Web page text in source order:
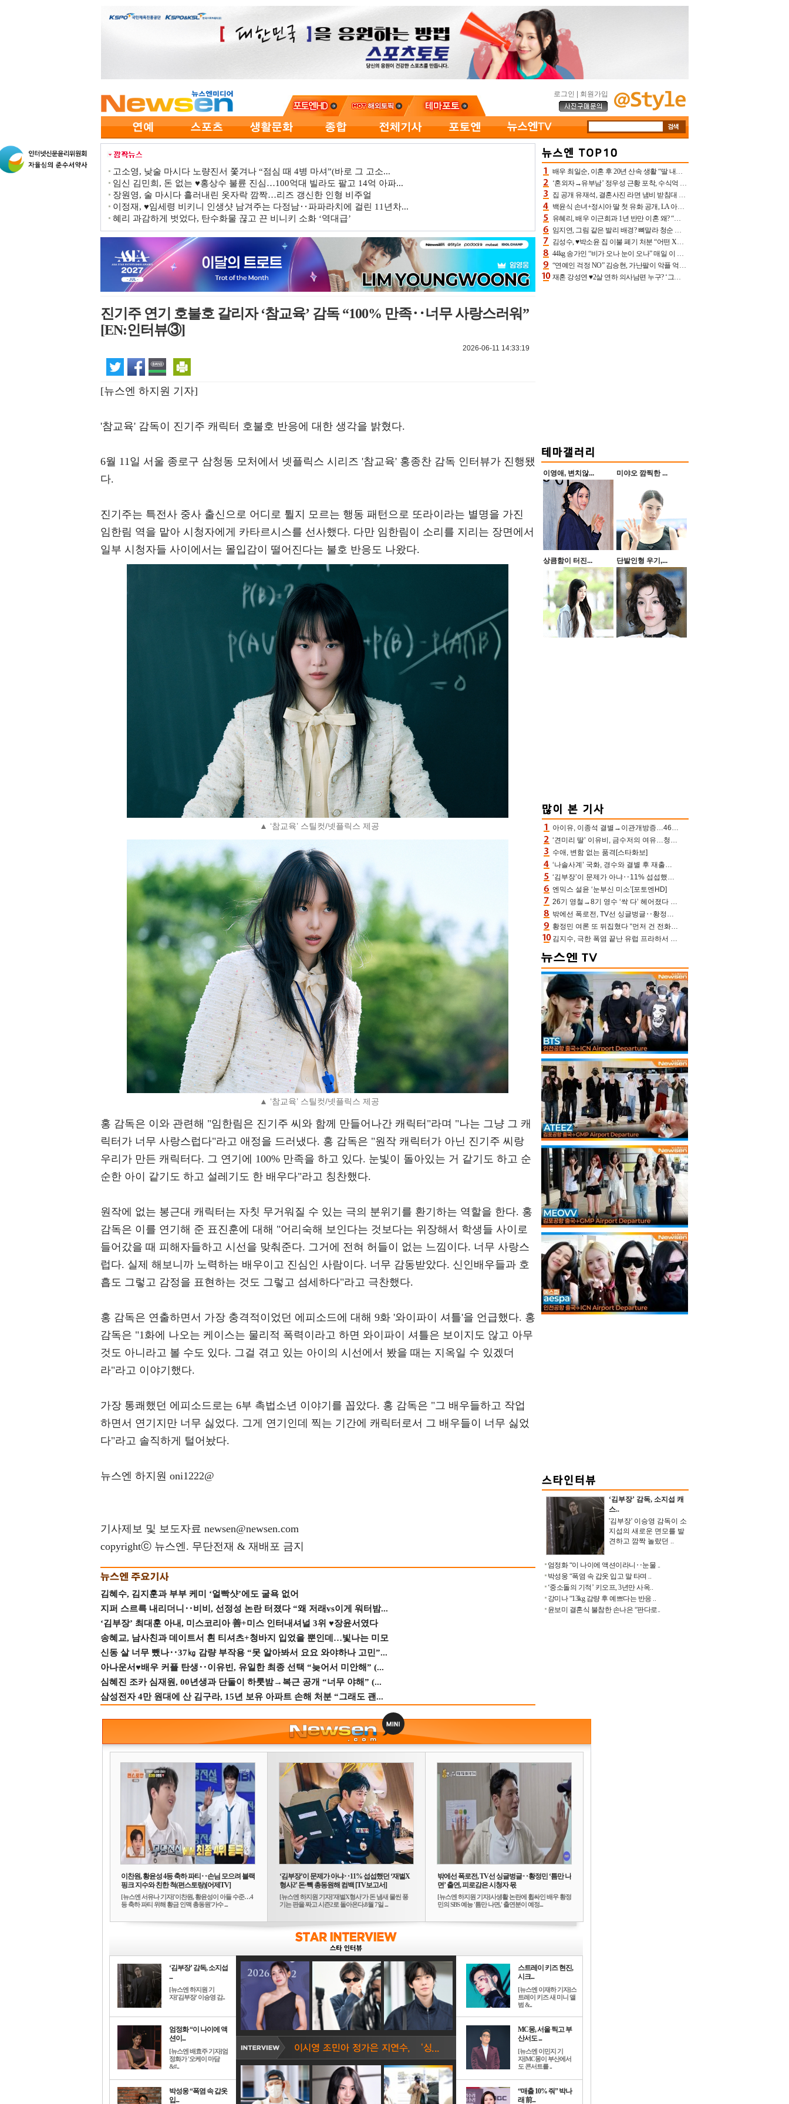
로그인 회원가입
고소영, 낮술 마시다 노량진서 쫓겨나 “점심 때 4병 마셔”(바로 그 고소...
임신 김민희, 돈 없는 ♥홍상수 불륜 진심…100억대 빌라도 팔고 14억 아파...
장원영, 술 마시다 흘러내린 옷자락 깜짝…리즈 갱신한 인형 비주얼
이정재, ♥임세령 비키니 인생샷 남겨주는 다정남‥파파라치에 걸린 11년차...
혜리 과감하게 벗었다, 탄수화물 끊고 끈 비니키 소화 ‘역대급’
진기주 연기 호불호 갈리자 ‘참교육’ 감독 “100% 만족‥너무 사랑스러워”
[EN:인터뷰③]
2026-06-11 14:33:19
[뉴스엔 하지원 기자]
'참교육' 감독이 진기주 캐릭터 호불호 반응에 대한 생각을 밝혔다.
6월 11일 서울 종로구 삼청동 모처에서 넷플릭스 시리즈 '참교육' 홍종찬 감독 인터뷰가 진행됐
다.
진기주는 특전사 중사 출신으로 어디로 튈지 모르는 행동 패턴으로 또라이라는 별명을 가진
임한림 역을 맡아 시청자에게 카타르시스를 선사했다. 다만 임한림이 소리를 지리는 장면에서
일부 시청자들 사이에서는 몰입감이 떨어진다는 불호 반응도 나왔다.
▲ ‘참교육’ 스틸컷/넷플릭스 제공
▲ ‘참교육’ 스틸컷/넷플릭스 제공
홍 감독은 이와 관련해 "임한림은 진기주 씨와 함께 만들어나간 캐릭터"라며 "나는 그냥 그 캐
릭터가 너무 사랑스럽다"라고 애정을 드러냈다. 홍 감독은 "원작 캐릭터가 아닌 진기주 씨랑
우리가 만든 캐릭터다. 그 연기에 100% 만족을 하고 있다. 눈빛이 돌아있는 거 같기도 하고 순
순한 아이 같기도 하고 설레기도 한 배우다"라고 칭찬했다.
원작에 없는 봉근대 캐릭터는 자칫 무거워질 수 있는 극의 분위기를 환기하는 역할을 한다. 홍
감독은 이를 연기해 준 표진훈에 대해 "어리숙해 보인다는 것보다는 위장해서 학생들 사이로
들어갔을 때 피해자들하고 시선을 맞춰준다. 그거에 전혀 허들이 없는 느낌이다. 너무 사랑스
럽다. 실제 해보니까 노력하는 배우이고 진심인 사람이다. 너무 감동받았다. 신인배우들과 호
흡도 그렇고 감정을 표현하는 것도 그렇고 섬세하다"라고 극찬했다.
홍 감독은 연출하면서 가장 충격적이었던 에피소드에 대해 9화 '와이파이 셔틀'을 언급했다. 홍
감독은 "1화에 나오는 케이스는 물리적 폭력이라고 하면 와이파이 셔틀은 보이지도 않고 아무
것도 아니라고 볼 수도 있다. 그걸 겪고 있는 아이의 시선에서 봤을 때는 지옥일 수 있겠더
라"라고 이야기했다.
가장 통쾌했던 에피소드로는 6부 촉법소년 이야기를 꼽았다. 홍 감독은 "그 배우들하고 작업
하면서 연기지만 너무 싫었다. 그게 연기인데 찍는 기간에 캐릭터로서 그 배우들이 너무 싫었
다"라고 솔직하게 털어놨다.
뉴스엔 하지원 oni1222@
기사제보 및 보도자료 newsen@newsen.com
copyrightⓒ 뉴스엔. 무단전재 & 재배포 금지
김혜수, 김지훈과 부부 케미 ‘얼빡샷’에도 굴욕 없어
지퍼 스르륵 내리더니‥비비, 선정성 논란 터졌다 “왜 저래vs이게 워터밤...
‘김부장’ 최대훈 아내, 미스코리아 善+미스 인터내셔널 3위 ♥장윤서였다
송혜교, 남사친과 데이트서 흰 티셔츠+청바지 입었을 뿐인데…빛나는 미모
신동 살 너무 뺐나‥37㎏ 감량 부작용 “못 알아봐서 요요 와야하나 고민”...
아나운서♥배우 커플 탄생‥이유빈, 유일한 최종 선택 “늦어서 미안해” (...
심혜진 조카 심재원, 00년생과 단둘이 하룻밤→복근 공개 “너무 야해” (...
삼성전자 4만 원대에 산 김구라, 15년 보유 아파트 손해 처분 “그래도 괜...
배우 최일순, 이혼 후 20년 산속 생활 “딸 내가 버렸다고 원망‥맘 아파”(특종)[어제TV]
‘혼외자→유부남’ 정우성 근황 포착, 수식억 해킹 피해 후배 만났다 “존경하는”
집 공개 유재석, 결혼사진 라면 냄비 받침대 되고 분노‥가족사진도 피해(놀뭐)[어제TV]
백윤식 손녀+정시아 딸 첫 유화 공개, LA 아트쇼→서울국제조각페스타 작가다운 수준급 실력
유혜리, 배우 이근희과 1년 반만 이혼 왜? “식칼 꽂고 의자 던져” 충격 폭로(특종)[어제TV]
임지연, 그림 같은 발리 배경? 뼈말라 청순 비키니 핏에 상대 안 되네
김성수, ♥박소윤 집 이불 폐기 처분 “어떤 X이랑 썼을지 몰라” 질투(신랑수업2)[어제TV]
44kg 송가인 “비가 오나 눈이 오나” 매일 이 운동, 허벅지 근육량 상승+체지방 감소
“연예인 걱정 NO” 김승현, 가난팔이 악플 억울할만‥아내+딸과 日 여행
재혼 강성연 ♥2살 연하 의사남편 누구? ‘그알’ 자문의에 훈남 비주얼 초엘리트 스펙 [종합]
이영애, 변치않... 미야오 깜찍한 ...
상큼함이 터진... 단발인형 우기,...
아이유, 이종석 결별→이관개방증…46장 꽉 채운 유애나 ♥ “열심히 사는 중”
‘견미리 딸’ 이유비, 금수저의 여유…청순 미모에 반전 슬림 라인
수애, 변함 없는 품격[스타화보]
‘나솔사계’ 국화, 경수와 결별 후 재출연…첫인상 3표 몰표
‘김부장’이 문제가 아냐‥11% 섭섭했던 ‘재벌X형사2’ 돈·빽 총동원해 컴백 [TV보고서]
엔믹스 설윤 ‘눈부신 미소’[포토엔HD]
26기 영철→8기 영수 ‘싹 다’ 헤어졌다 ‘나솔사계’ 충격의 현커 0쌍 (촌장TV)
밖에선 폭로전, TV선 싱글벙글‥황정민 ‘틈만 나면’ 출연, 피로감은 시청자 몫
황정민 여론 또 뒤집혔다 “먼저 건 전화 62통, 그만 연락해” vs 女팬 “녹취 다 올려” 진흙탕 싸움
김지수, 극한 폭염 끝난 유럽 프라하서 쾌적한 여름나기 “선풍기만으로 지내”
‘김부장’ 감독, 소지섭 캐
스..
'김부장' 이승영 감독이 소
지섭의 새로운 면모를 발
견하고 깜짝 놀랐던 ..
엄정화 “이 나이에 액션이라니‥눈물 ..
박성웅 “폭염 속 갑옷 입고 말 타며 ..
‘중소돌의 기적’ 키오프, 3년만 사옥..
강미나 “13kg 감량 후 예쁘다는 반응 ..
윤보미 결혼식 불참한 손나은 “판다로..
이찬원, 황윤성 4등 축하 파티‥손님 모으려 블랙
핑크 지수와 친한 척(편스토랑)[어제TV]
[뉴스엔 서유나 기자]'이찬원, 황윤성이 아들 수준…4
등 축하 파티 위해 황금 인맥 총동원'가수 ...
‘김부장’이 문제가 아냐‥11% 섭섭했던 ‘재벌X
형사2’ 돈·빽 총동원해 컴백 [TV보고서]
[뉴스엔 하지원 기자]'재벌X형사'가 돈 냄새 물씬 풍
기는 판을 짜고 시즌2로 돌아온다.8월 7일 ...
밖에선 폭로전, TV선 싱글벙글‥황정민 ‘틈만 나
면’ 출연, 피로감은 시청자 몫
[뉴스엔 하지원 기자]사생활 논란에 휩싸인 배우 황정
민의 SBS 예능 '틈만 나면,' 출연분이 예정...
‘김부장’ 감독, 소지섭
...
[뉴스엔 하지원 기
자]'김부장' 이승영 감..
엄정화 “이 나이에 액
션이...
[뉴스엔 배효주 기자]엄
정화가 '오케이 마담
&#..
박성웅 “폭염 속 갑옷
입...
스트레이 키즈 현진,
시크...
[뉴스엔 이재하 기자]스
트레이 키즈 새 미니 앨
범 &..
MC몽, 서울 찍고 부
산서도 ...
[뉴스엔 이민지 기
자]MC몽이 부산에서
도 콘서트를 ..
“매출 10% 줘” 박나
래 前...